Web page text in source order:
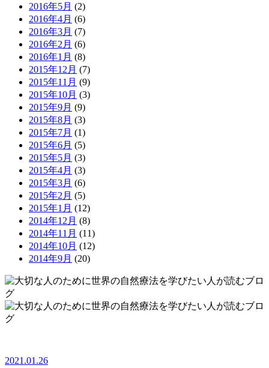
2016年5月 (2)
2016年4月 (6)
2016年3月 (7)
2016年2月 (6)
2016年1月 (8)
2015年12月 (7)
2015年11月 (9)
2015年10月 (3)
2015年9月 (9)
2015年8月 (3)
2015年7月 (1)
2015年6月 (5)
2015年5月 (3)
2015年4月 (3)
2015年3月 (6)
2015年2月 (5)
2015年1月 (12)
2014年12月 (8)
2014年11月 (11)
2014年10月 (12)
2014年9月 (20)
2021.01.26